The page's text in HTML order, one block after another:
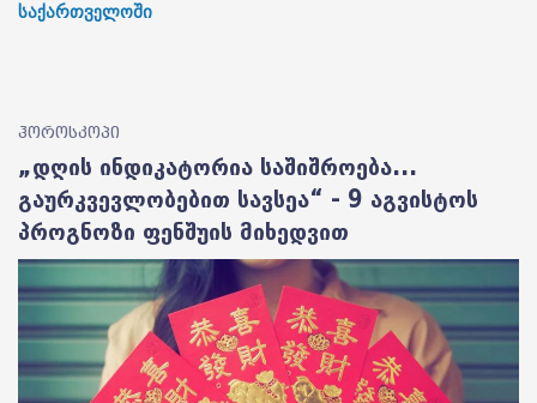
საქართველოში
ჰოროსკოპი
„დღის ინდიკატორია საშიშროება...
გაურკვევლობებით სავსეა“ - 9 აგვისტოს
პროგნოზი ფენშუის მიხედვით